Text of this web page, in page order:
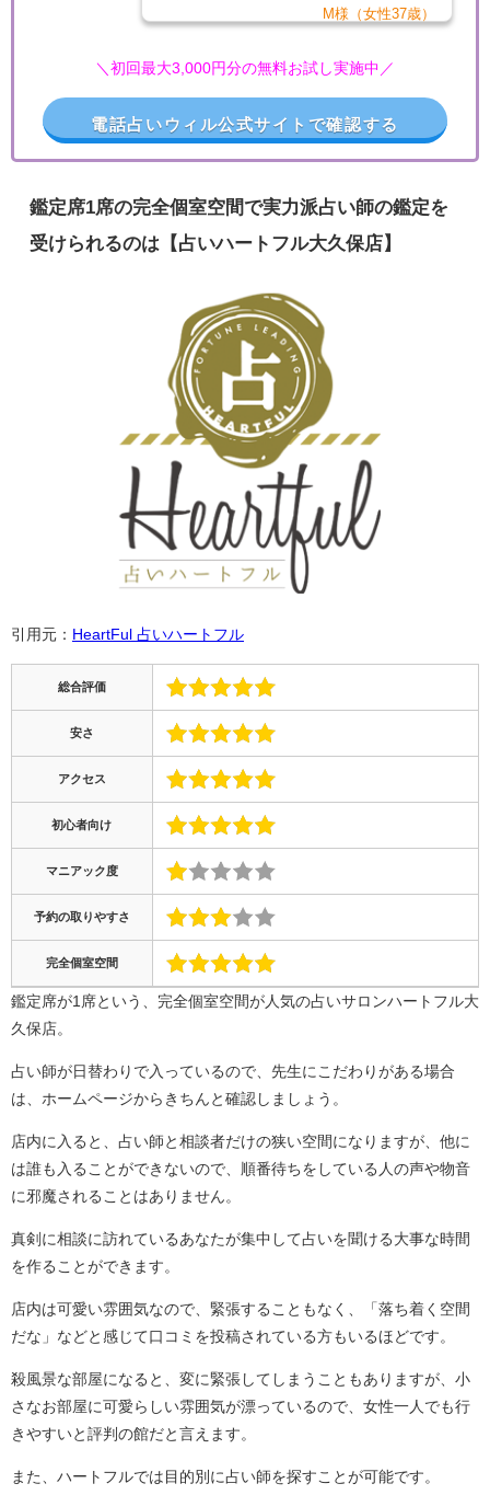
M様（女性37歳）
＼初回最大3,000円分の無料お試し実施中／
電話占いウィル公式サイトで確認する
鑑定席1席の完全個室空間で実力派占い師の鑑定を
受けられるのは【占いハートフル大久保店】
引用元： HeartFul 占いハートフル
総合評価
安さ
アクセス
初心者向け
マニアック度
予約の取りやすさ
完全個室空間
鑑定席が1席という、完全個室空間が人気の占いサロンハートフル大
久保店。
占い師が日替わりで入っているので、先生にこだわりがある場合
は、ホームページからきちんと確認しましょう。
店内に入ると、占い師と相談者だけの狭い空間になりますが、他に
は誰も入ることができないので、順番待ちをしている人の声や物音
に邪魔されることはありません。
真剣に相談に訪れているあなたが集中して占いを聞ける大事な時間
を作ることができます。
店内は可愛い雰囲気なので、緊張することもなく、「落ち着く空間
だな」などと感じて口コミを投稿されている方もいるほどです。
殺風景な部屋になると、変に緊張してしまうこともありますが、小
さなお部屋に可愛らしい雰囲気が漂っているので、女性一人でも行
きやすいと評判の館だと言えます。
また、ハートフルでは目的別に占い師を探すことが可能です。